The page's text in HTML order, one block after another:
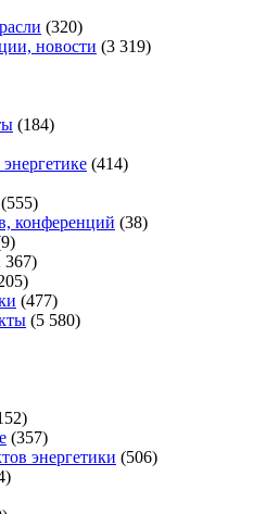
(320)
новости (3 319)
(184)
(414)
(555)
конференций (38)
367)
(477)
(5 580)
(357)
энергетики (506)